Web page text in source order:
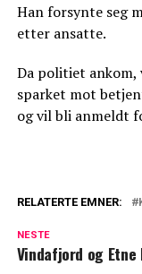
Han forsynte seg
etter ansatte.
Da politiet ankom,
sparket mot
og vil bli anmeldt
RELATERTE EMNER:
NESTE
Vindafjord og